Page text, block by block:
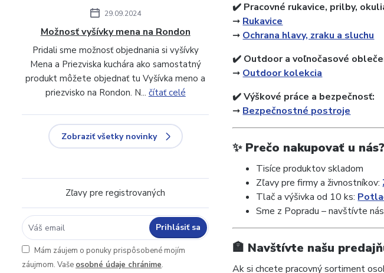
29.09.2024
Možnosť vyšívky mena na Rondon
Pridali sme možnosť objednania si vyšívky
Mena a Priezviska kuchára ako samostatný
produkt môžete objednať tu Vyšívka meno a
priezvisko na Rondon. N... čítať celé
Zobraziť všetky novinky
Zľavy pre registrovaných
Prihlásiť sa
Mám záujem o ponuky prispôsobené mojím
záujmom. Vaše osobné údaje chránime.
✔️ Pracovné rukavice, prilby,
➞ Rukavice
➞ Ochrana hlavy, zraku a sluchu
✔️ Outdoor a voľnočasové
➞ Outdoor kolekcia
✔️ Výškové práce a bezpečnosť:
➞ Bezpečnostné postroje
✨ Prečo nakupovať u nás?
Tisíce produktov skladom
Zľavy pre firmy a živnostníkov:
Tlač a výšivka od 10 ks:
Sme z Popradu – navštívte
🏣 Navštívte našu
Ak si chcete pracovný sortiment